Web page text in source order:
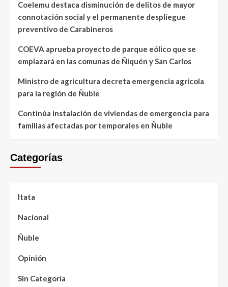
Coelemu destaca disminución de delitos de mayor
connotación social y el permanente despliegue
preventivo de Carabineros
COEVA aprueba proyecto de parque eólico que se
emplazará en las comunas de Ñiquén y San Carlos
Ministro de agricultura decreta emergencia agrícola
para la región de Ñuble
Continúa instalación de viviendas de emergencia para
familias afectadas por temporales en Ñuble
Categorías
Itata
Nacional
Ñuble
Opinión
Sin Categoría